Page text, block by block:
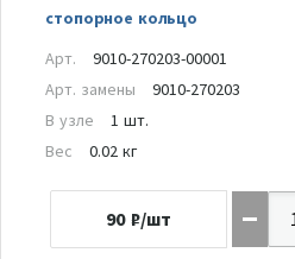
стопорное кольцо
Арт.
9010-270203-00001
Арт. замены
9010-270203
В узле
1 шт.
Вес
0.02 кг
90 ₽/шт